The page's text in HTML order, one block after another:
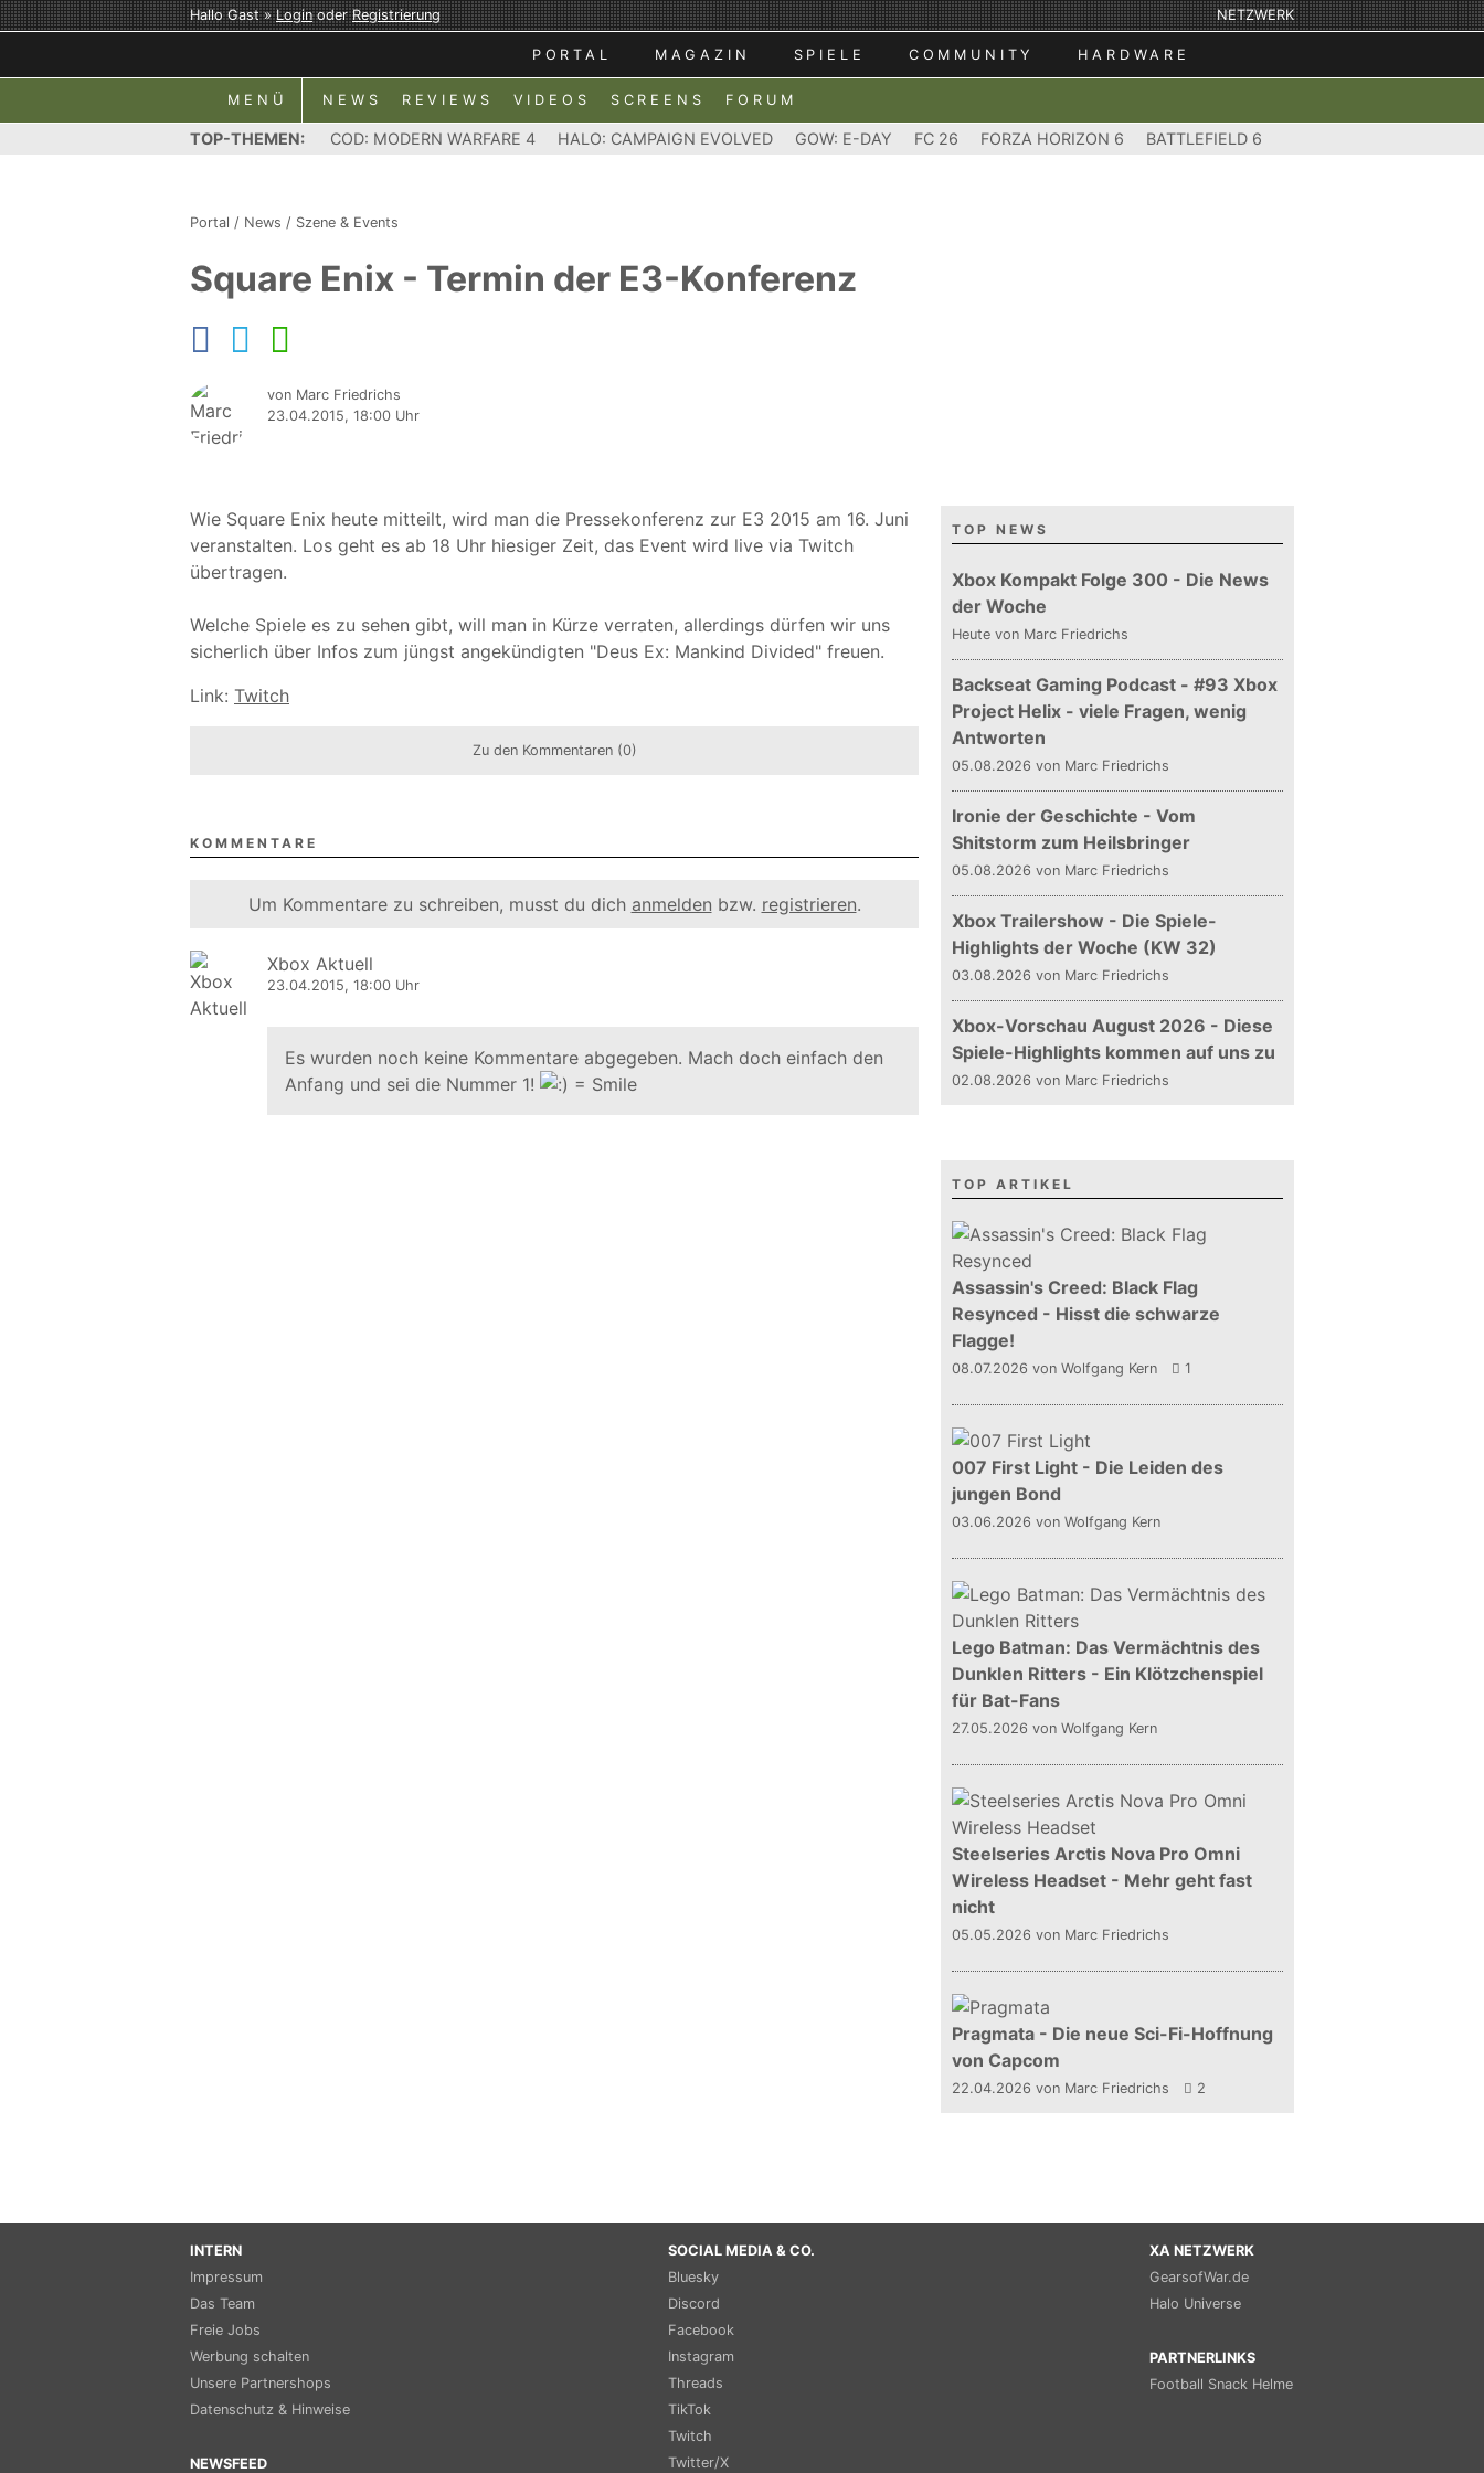
Hallo Gast »LoginoderRegistrierung NETZWERK
PORTAL MAGAZIN SPIELE COMMUNITY HARDWARE
MENÜ NEWS REVIEWS VIDEOS SCREENS FORUM
TOP-THEMEN: COD: MODERN WARFARE 4 HALO: CAMPAIGN EVOLVED GOW: E-DAY FC 26 FORZA HORIZON 6 BATTLEFIELD 6
Portal / News / Szene & Events
Square Enix - Termin der E3-Konferenz
von Marc Friedrichs
23.04.2015, 18:00 Uhr
Wie Square Enix heute mitteilt, wird man die Pressekonferenz zur E3 2015 am 16. Juni
veranstalten. Los geht es ab 18 Uhr hiesiger Zeit, das Event wird live via Twitch
übertragen.
Welche Spiele es zu sehen gibt, will man in Kürze verraten, allerdings dürfen wir uns
sicherlich über Infos zum jüngst angekündigten "Deus Ex: Mankind Divided" freuen.
Link: Twitch
Zu den Kommentaren (0)
KOMMENTARE
Um Kommentare zu schreiben, musst du dich anmelden bzw. registrieren.
Xbox Aktuell
23.04.2015, 18:00 Uhr
Es wurden noch keine Kommentare abgegeben. Mach doch einfach den
Anfang und sei die Nummer 1!
TOP NEWS
Xbox Kompakt Folge 300 - Die News
der Woche
Heute von Marc Friedrichs
Backseat Gaming Podcast - #93 Xbox
Project Helix - viele Fragen, wenig
Antworten
05.08.2026 von Marc Friedrichs
Ironie der Geschichte - Vom
Shitstorm zum Heilsbringer
05.08.2026 von Marc Friedrichs
Xbox Trailershow - Die Spiele-
Highlights der Woche (KW 32)
03.08.2026 von Marc Friedrichs
Xbox-Vorschau August 2026 - Diese
Spiele-Highlights kommen auf uns zu
02.08.2026 von Marc Friedrichs
TOP ARTIKEL
Assassin's Creed: Black Flag
Resynced - Hisst die schwarze
Flagge!
08.07.2026 von Wolfgang Kern 1
007 First Light - Die Leiden des
jungen Bond
03.06.2026 von Wolfgang Kern
Lego Batman: Das Vermächtnis des
Dunklen Ritters - Ein Klötzchenspiel
für Bat-Fans
27.05.2026 von Wolfgang Kern
Steelseries Arctis Nova Pro Omni
Wireless Headset - Mehr geht fast
nicht
05.05.2026 von Marc Friedrichs
Pragmata - Die neue Sci-Fi-Hoffnung
von Capcom
22.04.2026 von Marc Friedrichs 2
INTERN
Impressum
Das Team
Freie Jobs
Werbung schalten
Unsere Partnershops
Datenschutz & Hinweise
NEWSFEED
SOCIAL MEDIA & CO.
Bluesky
Discord
Facebook
Instagram
Threads
TikTok
Twitch
Twitter/X
XA NETZWERK
GearsofWar.de
Halo Universe
PARTNERLINKS
Football Snack Helme